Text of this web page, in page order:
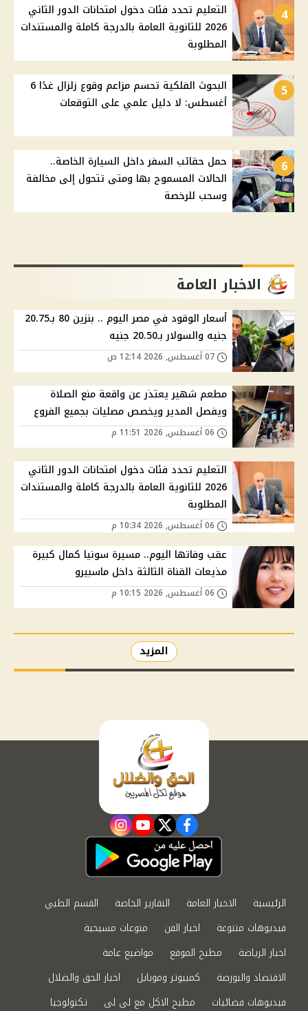
4
التعليم تحدد فئات دخول امتحانات الدور الثاني
2026 للثانوية العامة بالدرجة كاملة والمستندات
المطلوبة
5
البحوث الفلكية تحسم مزاعم وقوع زلزال غدًا 6
أغسطس: لا دليل علمي على التوقعات
6
حمل حقائب السفر داخل السيارة الخاصة..
الحالات المسموح بها ومتى تتحول إلى مخالفة
وسحب للرخصة
الاخبار العامة
أسعار الوقود في مصر اليوم .. بنزين 80 بـ20.75
جنيه والسولار بـ20.50 جنيه
مطعم شهير يعتذر عن واقعة منع الصلاة
ويفصل المدير ويخصص مصليات بجميع الفروع
التعليم تحدد فئات دخول امتحانات الدور الثاني
2026 للثانوية العامة بالدرجة كاملة والمستندات
المطلوبة
عقب وفاتها اليوم.. مسيرة سونيا كمال كبيرة
مذيعات القناة الثالثة داخل ماسبيرو
المزيد
facebook
twitter
youtube
instagram
الرئيسية الاخبار العامة التقارير الخاصة
القسم الطبي
فيديوهات متنوعة
اخبار الفن
منوعات مسيحية
اخبار الرياضة
مطبخ الموقع
مواضيع عامة
الاقتصاد والبورصة
كمبيوتر وموبايل
اخبار الحق والضلال
فيديوهات فضائيات
مطبخ الاكل مع لى لى تكنولوجيا